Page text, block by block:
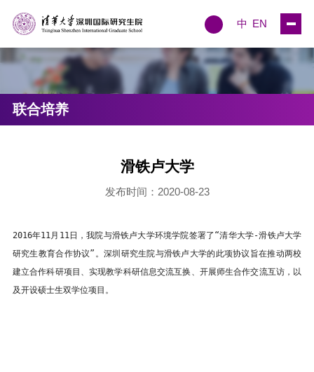
中 EN
联合培养
滑铁卢大学
发布时间：2020-08-23
2016年11月11日，我院与滑铁卢大学环境学院签署了“清华大学-滑铁卢大学
研究生教育合作协议”。深圳研究生院与滑铁卢大学的此项协议旨在推动两校
建立合作科研项目、实现教学科研信息交流互换、开展师生合作交流互访，以
及开设硕士生双学位项目。